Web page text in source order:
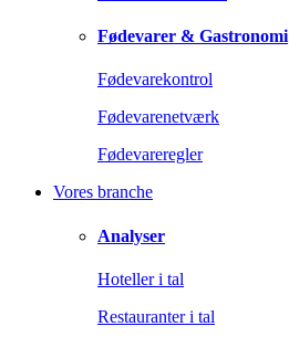
Fødevarer & Gastronomi
Fødevarekontrol
Fødevarenetværk
Fødevareregler
Vores branche
Analyser
Hoteller i tal
Restauranter i tal